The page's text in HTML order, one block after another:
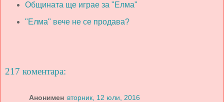
Общината ще играе за "Елма"
"Елма" вече не се продава?
217 коментара:
Анонимен вторник, 12 юли, 2016